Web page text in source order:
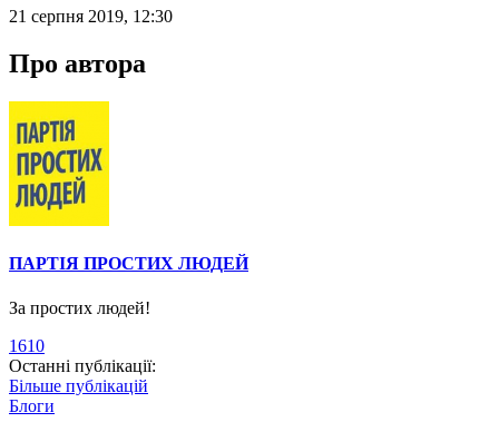
21 серпня 2019, 12:30
Про автора
ПАРТІЯ ПРОСТИХ ЛЮДЕЙ
За простих людей!
1610
Останні публікації:
Більше публікацій
Блоги